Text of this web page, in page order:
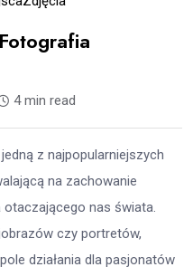
4 min read
z najpopularniejszych
na zachowanie
otaczającego nas świata.
czy portretów,
działania dla pasjonatów